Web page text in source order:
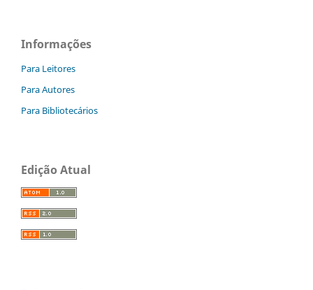
Informações
Para Leitores
Para Autores
Para Bibliotecários
Edição Atual